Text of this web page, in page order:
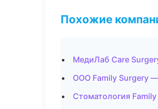
Похожие
МедиЛаб Care
ООО Family Surgery
Стоматология